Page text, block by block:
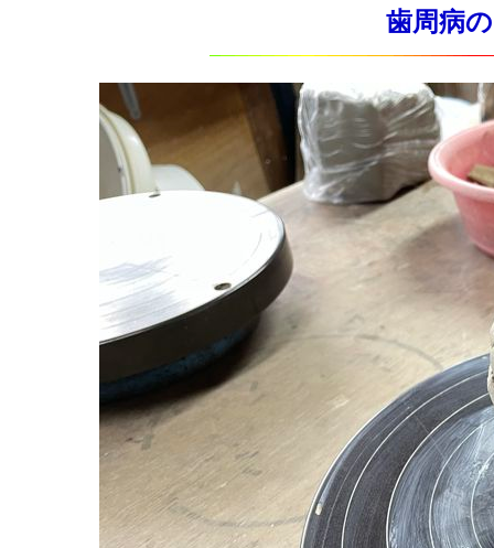
歯周病